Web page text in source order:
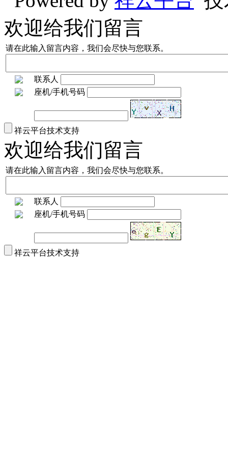
欢迎给我们留言
请在此输入留言内容，我们会尽快与您联系。
联系人
座机/手机号码
祥云平台技术支持
欢迎给我们留言
请在此输入留言内容，我们会尽快与您联系。
联系人
座机/手机号码
祥云平台技术支持